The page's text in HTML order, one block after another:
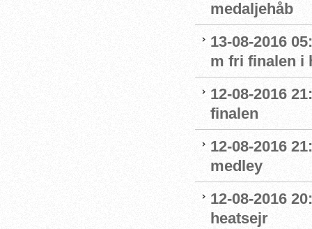
medaljehåb
13-08-2016
m fri finalen i
12-08-2016
finalen
12-08-2016
medley
12-08-2016
heatsejr